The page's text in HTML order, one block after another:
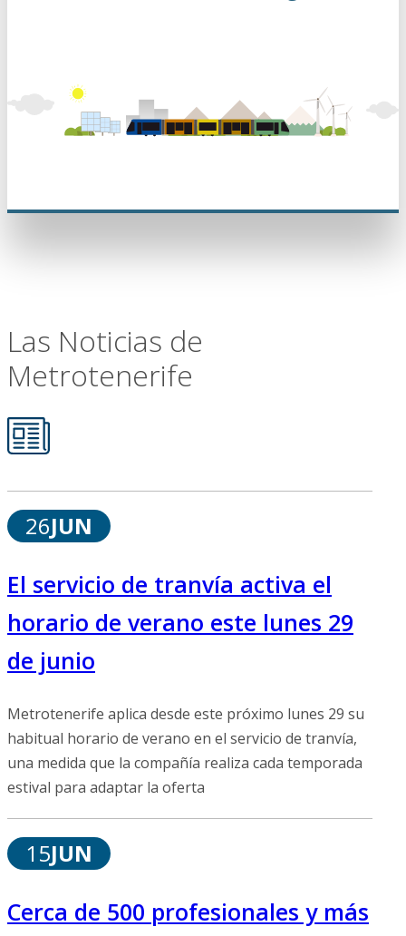
Las Noticias de
Metrotenerife
26JUN
El servicio de tranvía activa el
horario de verano este lunes 29
de junio
Metrotenerife aplica desde este próximo lunes 29 su
habitual horario de verano en el servicio de tranvía,
una medida que la compañía realiza cada temporada
estival para adaptar la oferta
15JUN
Cerca de 500 profesionales y más